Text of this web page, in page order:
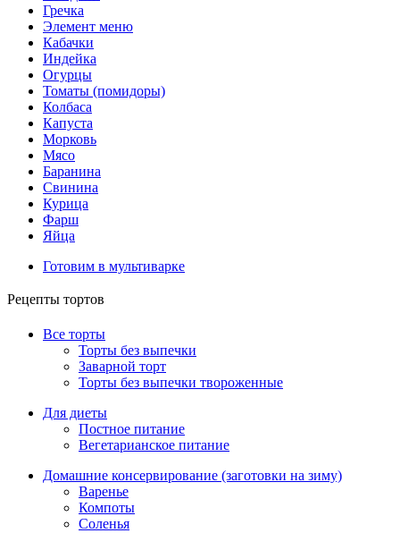
Гречка
Элемент меню
Кабачки
Индейка
Огурцы
Томаты (помидоры)
Колбаса
Капуста
Морковь
Мясо
Баранина
Свинина
Курица
Фарш
Яйца
Готовим в мультиварке
Рецепты тортов
Все торты
Торты без выпечки
Заварной торт
Торты без выпечки твороженные
Для диеты
Постное питание
Вегетарианское питание
Домашние консервирование (заготовки на зиму)
Варенье
Компоты
Соленья